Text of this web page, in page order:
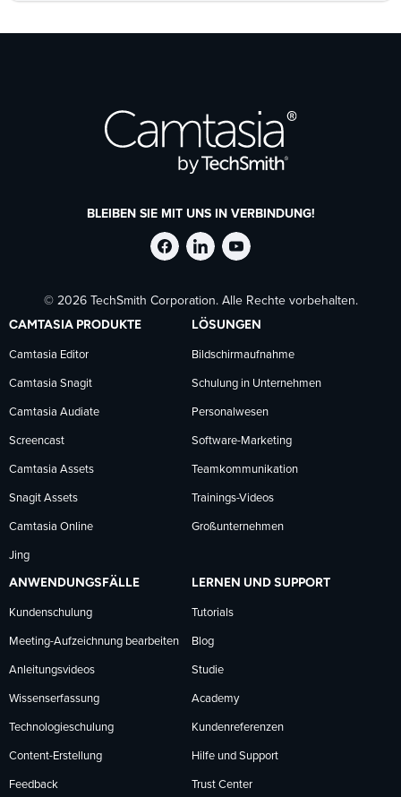
BLEIBEN SIE MIT UNS IN VERBINDUNG!
TechSmith
auf
Facebook
folgen
TechSmith
auf
LinkedIn
folgen
TechSmith
auf
YouTube
folgen
© 2026 TechSmith Corporation. Alle Rechte vorbehalten.
CAMTASIA PRODUKTE
Camtasia Editor
Camtasia Snagit
Camtasia Audiate
Screencast
Camtasia Assets
Snagit Assets
Camtasia Online
Jing
LÖSUNGEN
Bildschirmaufnahme
Schulung in Unternehmen
Personalwesen
Software-Marketing
Teamkommunikation
Trainings-Videos
Großunternehmen
ANWENDUNGSFÄLLE
Kundenschulung
Meeting-Aufzeichnung bearbeiten
Anleitungsvideos
Wissenserfassung
Technologieschulung
Content-Erstellung
Feedback
LERNEN UND SUPPORT
Tutorials
Blog
Studie
Academy
Kundenreferenzen
Hilfe und Support
Trust Center